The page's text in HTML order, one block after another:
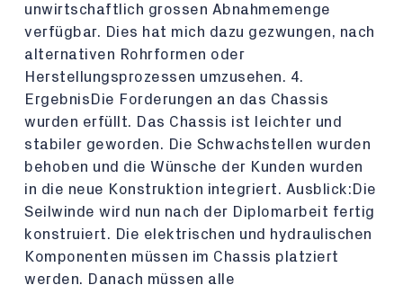
unwirtschaftlich grossen Abnahmemenge
verfügbar. Dies hat mich dazu gezwungen, nach
alternativen Rohrformen oder
Herstellungsprozessen umzusehen. 4.
ErgebnisDie Forderungen an das Chassis
wurden erfüllt. Das Chassis ist leichter und
stabiler geworden. Die Schwachstellen wurden
behoben und die Wünsche der Kunden wurden
in die neue Konstruktion integriert. Ausblick:Die
Seilwinde wird nun nach der Diplomarbeit fertig
konstruiert. Die elektrischen und hydraulischen
Komponenten müssen im Chassis platziert
werden. Danach müssen alle